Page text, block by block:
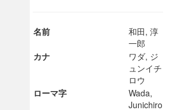
名前
和田, 淳
一郎
カナ
ワダ, ジ
ュンイチ
ロウ
ローマ字
Wada,
Junichiro